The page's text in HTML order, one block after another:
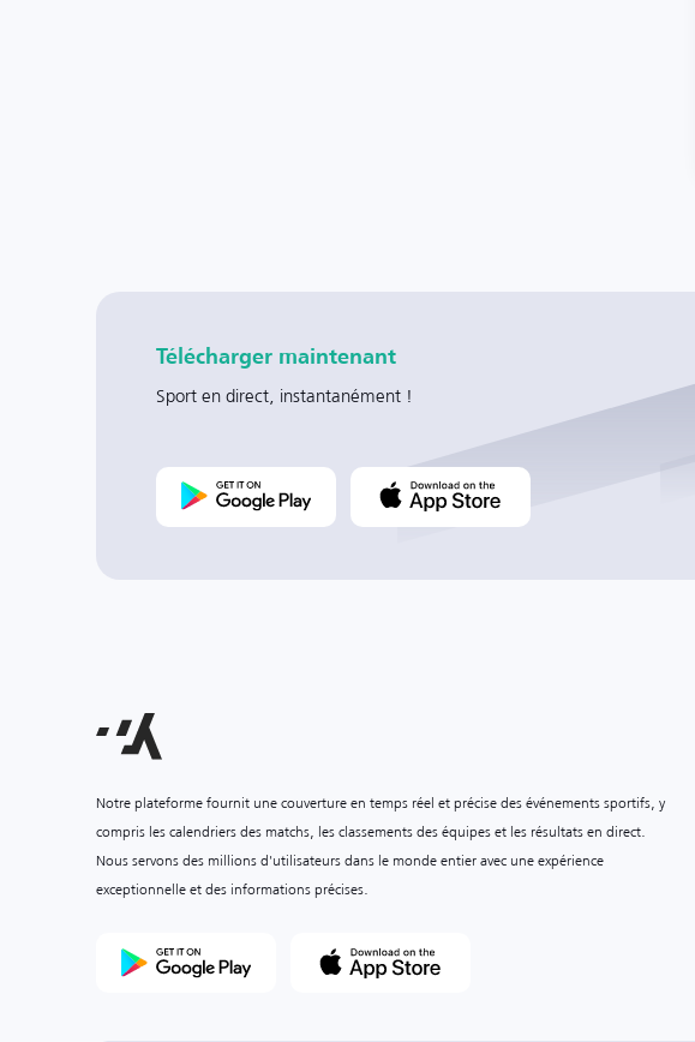
Télécharger maintenant
Sport en direct, instantanément !
Notre plateforme fournit une couverture en temps réel et précise des événements sportifs, y
compris les calendriers des matchs, les classements des équipes et les résultats en direct.
Nous servons des millions d'utilisateurs dans le monde entier avec une expérience
exceptionnelle et des informations précises.